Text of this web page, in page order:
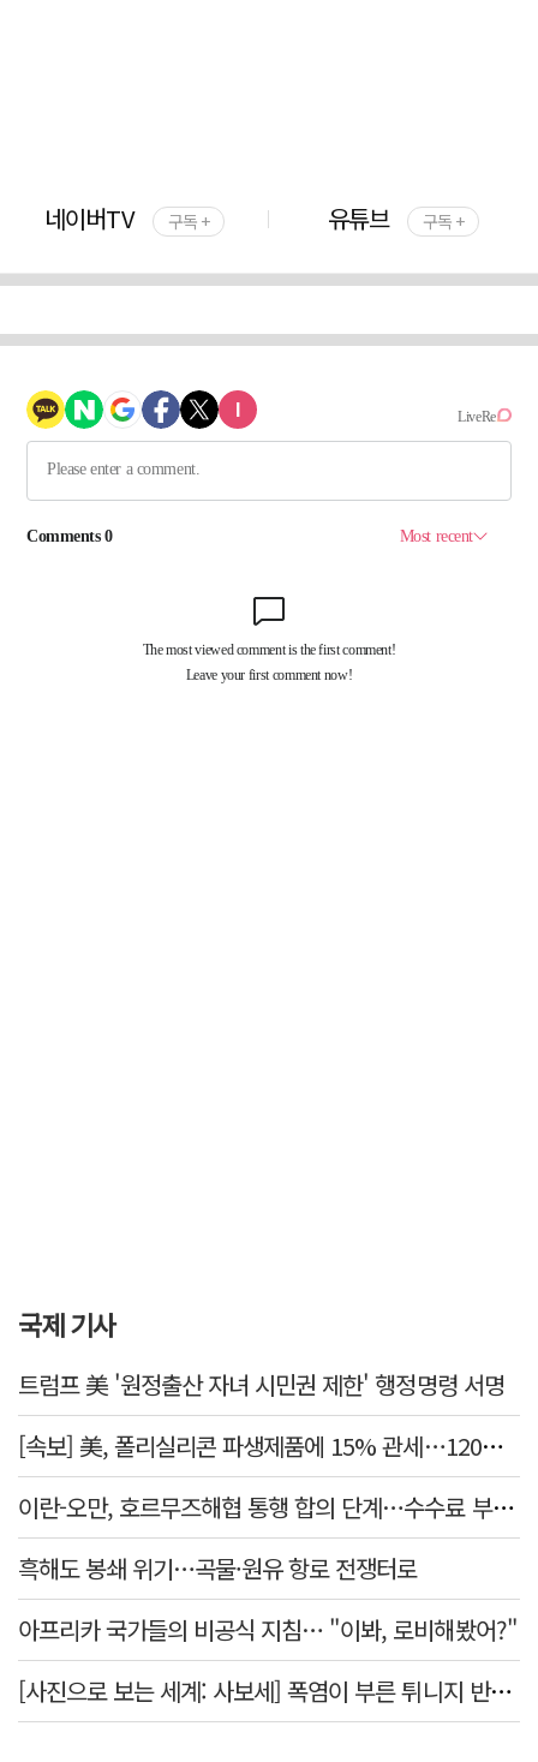
네이버TV 구독 + 유튜브 구독 +
국제 기사
트럼프 美 '원정출산 자녀 시민권 제한' 행정명령 서명
[속보] 美, 폴리실리콘 파생제품에 15% 관세…120일 뒤 발효
이란-오만, 호르무즈해협 통행 합의 단계…수수료 부과되나
흑해도 봉쇄 위기…곡물·원유 항로 전쟁터로
아프리카 국가들의 비공식 지침… "이봐, 로비해봤어?"
[사진으로 보는 세계: 사보세] 폭염이 부른 튀니지 반정부 시위